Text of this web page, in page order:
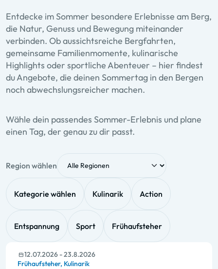
Entdecke im Sommer besondere Erlebnisse am Berg,
die Natur, Genuss und Bewegung miteinander
verbinden. Ob aussichtsreiche Bergfahrten,
gemeinsame Familienmomente, kulinarische
Highlights oder sportliche Abenteuer – hier findest
du Angebote, die deinen Sommertag in den Bergen
noch abwechslungsreicher machen.
Wähle dein passendes Sommer-Erlebnis und plane
einen Tag, der genau zu dir passt.
Region wählen
Kategorie wählen Kulinarik Action
Entspannung Sport Frühaufsteher
12.07.2026 - 23.8.2026
Frühaufsteher, Kulinarik